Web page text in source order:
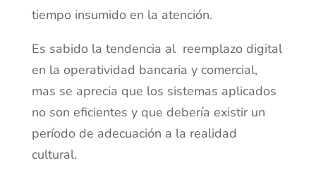
tiempo insumido en la atención.
Es sabido la tendencia al reemplazo digital
en la operatividad bancaria y comercial,
mas se aprecia que los sistemas aplicados
no son eficientes y que debería existir un
período de adecuación a la realidad
cultural.